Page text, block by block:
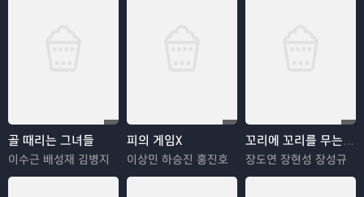
골 때리는 그녀들
이수근 배성재 김병지
피의 게임X
이상민 하승진 홍진호
꼬리에 꼬리를 무는 그날 이야기
장도연 장현성 장성규